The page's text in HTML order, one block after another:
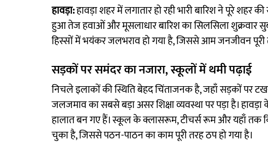
हावड़ा:हावड़ा शहर में लगातार हो रही भारी बारिश ने पूरे शहर
हुआ तेज हवाओं और मूसलाधार बारिश का सिलसिला शुक्रवार
हिस्सों में भयंकर जलभराव हो गया है, जिससे आम जनजीवन पूरी
सड़कों पर समंदर का नजारा, स्कूलों में थमी पढ़ाई
निचले इलाकों की स्थिति बेहद चिंताजनक है, जहाँ सड़कों पर
जलजमाव का सबसे बड़ा असर शिक्षा व्यवस्था पर पड़ा है।
हालात बन गए हैं। स्कूल के क्लासरूम, टीचर्स रूम और यहाँ तक
चुका है, जिससे पठन-पाठन का काम पूरी तरह ठप हो गया है।